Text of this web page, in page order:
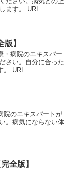
ます。 URL:
】
・病院のエキスパー
さい。自分に合った
。 URL:
院のエキスパートが
。病気にならない体
全版】